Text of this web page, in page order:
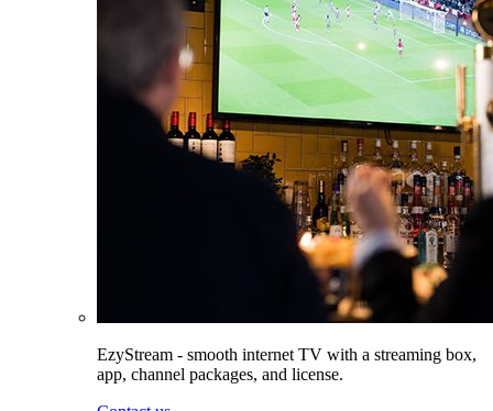
EzyStream - smooth internet TV with a streaming box,
app, channel packages, and license.